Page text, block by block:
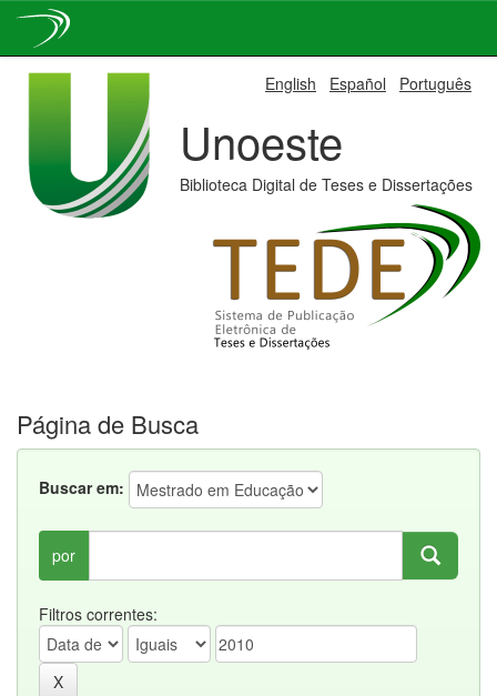
English Español Português
Unoeste
Biblioteca Digital de Teses e Dissertações
Página de Busca
Buscar em:
por
Filtros correntes: